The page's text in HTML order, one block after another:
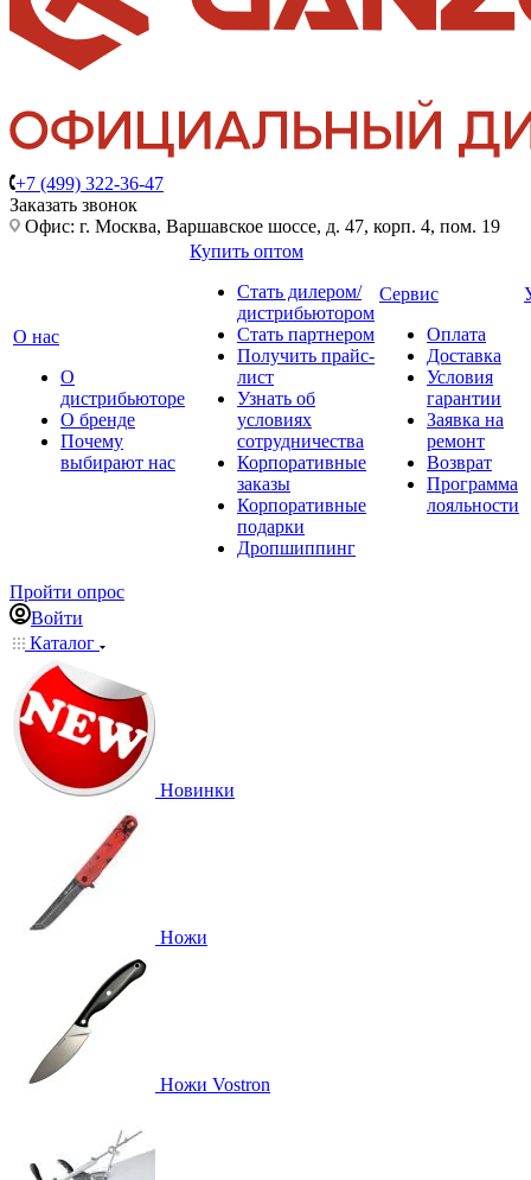
+7 (499) 322-36-47
Заказать звонок
Офис: г. Москва, Варшавское шоссе, д. 47, корп. 4, пом. 19
О нас
О
дистрибьюторе
О бренде
Почему
выбирают нас
Купить оптом
Стать дилером/
дистрибьютором
Стать партнером
Получить прайс-
лист
Узнать об
условиях
сотрудничества
Корпоративные
заказы
Корпоративные
подарки
Дропшиппинг
Сервис
Оплата
Доставка
Условия
гарантии
Заявка на
ремонт
Возврат
Программа
лояльности
Пройти опрос
Войти
Каталог
Новинки
Ножи
Ножи Vostron